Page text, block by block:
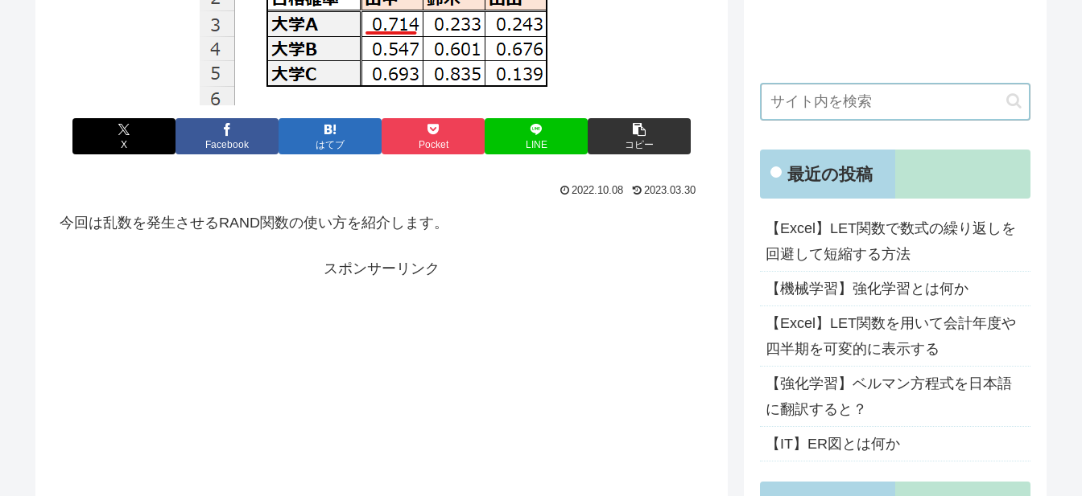
X Facebook はてブ Pocket LINE コピー
2022.10.08 2023.03.30
今回は乱数を発生させるRAND関数の使い方を紹介します。
スポンサーリンク
最近の投稿
【Excel】LET関数で数式の繰り返しを
回避して短縮する方法
【機械学習】強化学習とは何か
【Excel】LET関数を用いて会計年度や
四半期を可変的に表示する
【強化学習】ベルマン方程式を日本語
に翻訳すると？
【IT】ER図とは何か